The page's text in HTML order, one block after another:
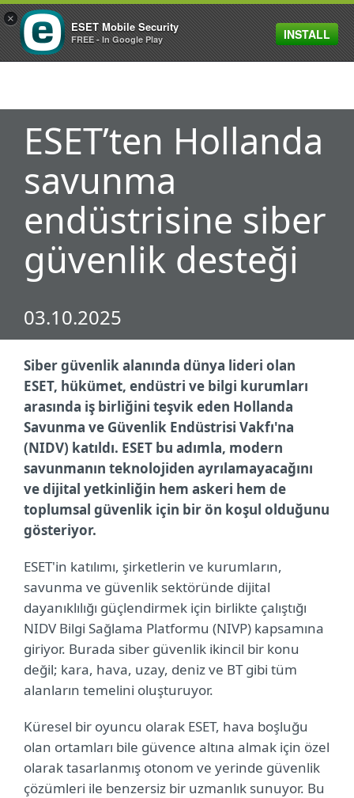
MENU
ESET’ten Hollanda
savunma
endüstrisine siber
güvenlik desteği
03.10.2025
Siber güvenlik alanında dünya lideri olan
ESET, hükümet, endüstri ve bilgi kurumları
arasında iş birliğini teşvik eden Hollanda
Savunma ve Güvenlik Endüstrisi Vakfı'na
(NIDV) katıldı. ESET bu adımla, modern
savunmanın teknolojiden ayrılamayacağını
ve dijital yetkinliğin hem askeri hem de
toplumsal güvenlik için bir ön koşul olduğunu
gösteriyor.
ESET'in katılımı, şirketlerin ve kurumların,
savunma ve güvenlik sektöründe dijital
dayanıklılığı güçlendirmek için birlikte çalıştığı
NIDV Bilgi Sağlama Platformu (NIVP) kapsamına
giriyor. Burada siber güvenlik ikincil bir konu
değil; kara, hava, uzay, deniz ve BT gibi tüm
alanların temelini oluşturuyor.
Küresel bir oyuncu olarak ESET, hava boşluğu
olan ortamları bile güvence altına almak için özel
olarak tasarlanmış otonom ve yerinde güvenlik
çözümleri ile benzersiz bir uzmanlık sunuyor. Bu
×
ESET Mobile Security
FREE - In Google Play INSTALL